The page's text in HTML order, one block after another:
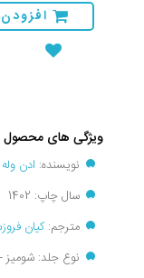
ویژگی های محصول
نویسنده: ادن وله
سال چاپ: 1402
مترجم:کیان
نوع جلد: شومیز